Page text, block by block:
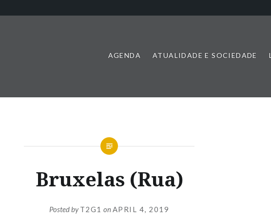
AGENDA ATUALIDADE E SOCIEDADE
Bruxelas (Rua)
Posted byT2G1 on APRIL 4, 2019